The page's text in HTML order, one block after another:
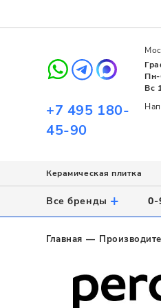
+7 495 180-
45-90
Пн-
Вс
Керамическая плитка
Использование
Напольное
Настенное
Назначение
Для ванной
Назначение
Для ванной
Напольное
Назначение
Для ванной
Для бассейна
Все бренды + 0-
Главная